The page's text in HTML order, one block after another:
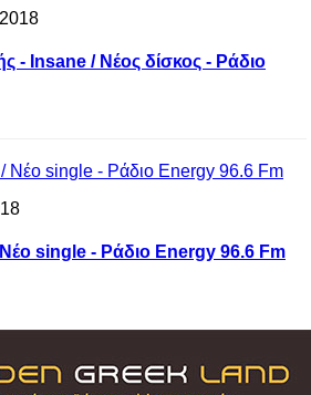
- Insane / Νέος δίσκος - Ράδιο
single - Ράδιο Energy 96.6 Fm